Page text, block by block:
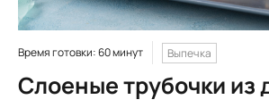
Время готовки: 60 минут Выпечка
Слоеные трубочки из